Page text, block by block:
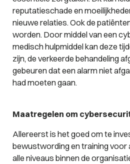
reputatieschade en
nieuwe relaties. Ook de
worden. Door middel van een
medisch hulpmiddel kan deze
zijn, de verkeerde behandeling
gebeuren dat een alarm niet
had moeten gaan.
Maatregelen om
Allereerst is het goed om te
bewustwording en training voor
alle niveaus binnen de